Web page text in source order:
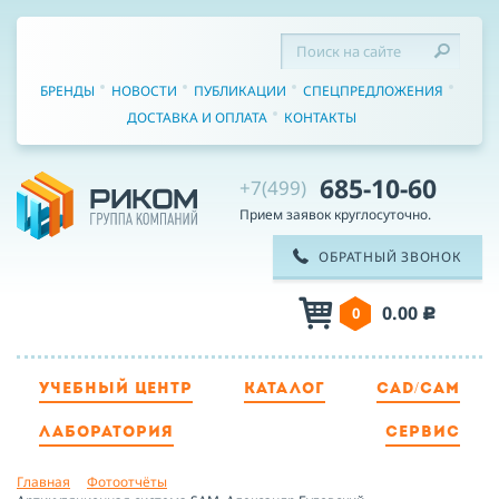
БРЕНДЫ НОВОСТИ ПУБЛИКАЦИИ
СПЕЦПРЕДЛОЖЕНИЯ
ДОСТАВКА И ОПЛАТА
КОНТАКТЫ
+7(499) 685-10-60
Прием заявок круглосуточно.
ОБРАТНЫЙ ЗВОНОК
0 0.00 c
ТЕЛЕФОН
УЧЕБНЫЙ ЦЕНТР КАТАЛОГ CAD/CAM
ЛАБОРАТОРИЯ СЕРВИС
Главная
Фотоотчёты